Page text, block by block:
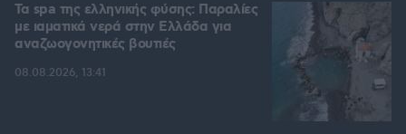
Τα spa της ελληνικής φύσης: Παραλίες
με ιαματικά νερά στην Ελλάδα για
αναζωογονητικές βουτιές
08.08.2026, 13:41